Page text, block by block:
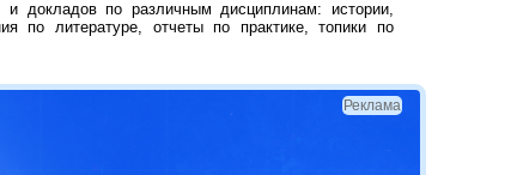
докладов по различным дисциплинам: истории,
по литературе, отчеты по практике, топики по
Реклама